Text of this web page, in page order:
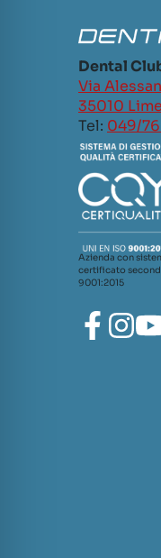
Dental
Via
35010
Tel: 049/
Azienda con
certificato
9001:2015